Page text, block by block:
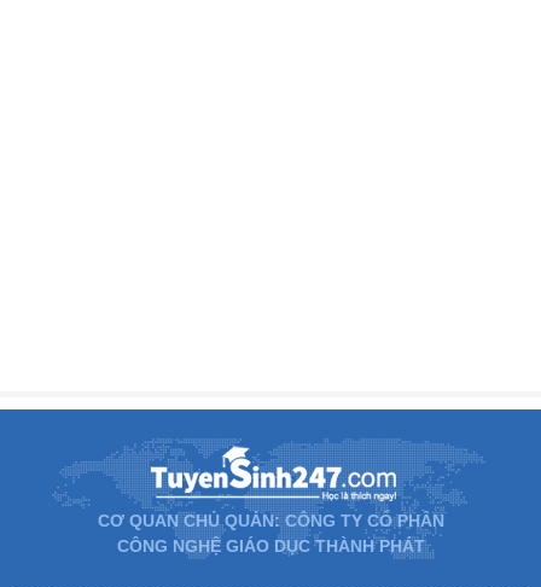
CƠ QUAN CHỦ QUẢN: CÔNG TY CỔ PHẦN
CÔNG NGHỆ GIÁO DỤC THÀNH PHÁT